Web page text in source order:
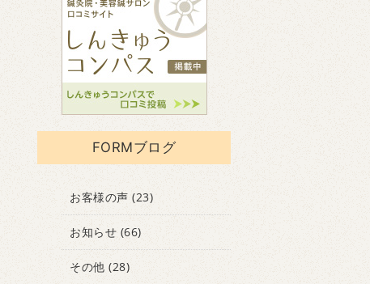
FORMブログ
お客様の声 (23)
お知らせ (66)
その他 (28)